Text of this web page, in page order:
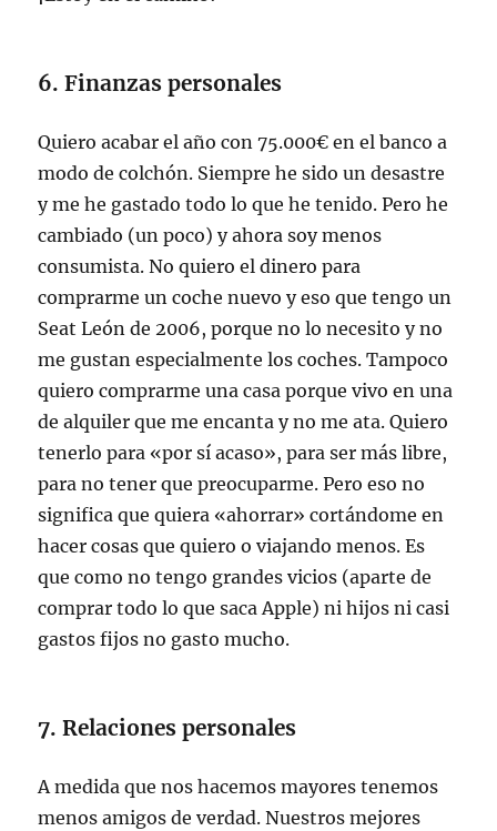
6. Finanzas personales
Quiero acabar el año con 75.000€ en el banco a
modo de colchón. Siempre he sido un desastre
y me he gastado todo lo que he tenido. Pero he
cambiado (un poco) y ahora soy menos
consumista. No quiero el dinero para
comprarme un coche nuevo y eso que tengo un
Seat León de 2006, porque no lo necesito y no
me gustan especialmente los coches. Tampoco
quiero comprarme una casa porque vivo en una
de alquiler que me encanta y no me ata. Quiero
tenerlo para «por sí acaso», para ser más libre,
para no tener que preocuparme. Pero eso no
significa que quiera «ahorrar» cortándome en
hacer cosas que quiero o viajando menos. Es
que como no tengo grandes vicios (aparte de
comprar todo lo que saca Apple) ni hijos ni casi
gastos fijos no gasto mucho.
7. Relaciones personales
A medida que nos hacemos mayores tenemos
menos amigos de verdad. Nuestros mejores